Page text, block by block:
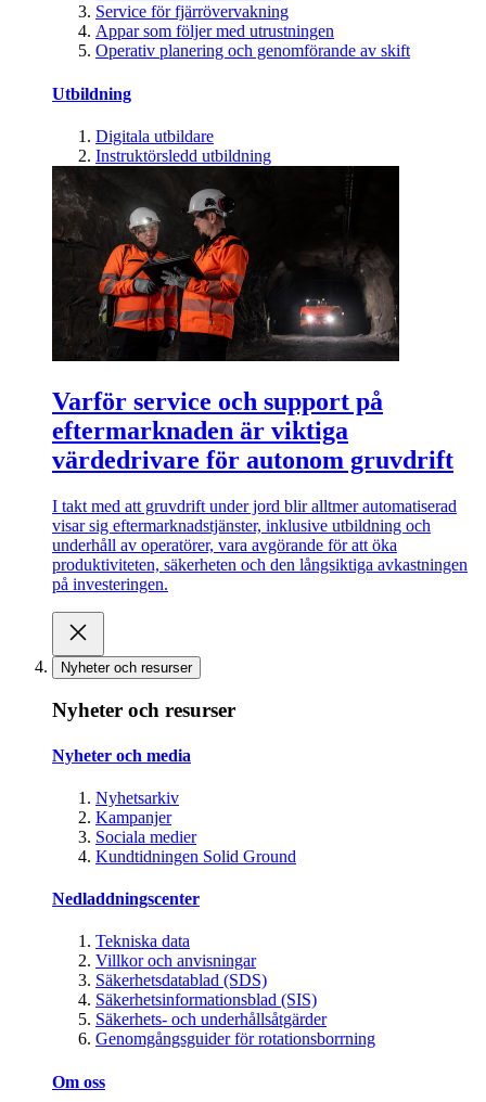
Service för fjärrövervakning
Appar som följer med utrustningen
Operativ planering och genomförande av skift
Utbildning
Digitala utbildare
Instruktörsledd utbildning
Varför service och support på
eftermarknaden är viktiga
värdedrivare för autonom gruvdrift
I takt med att gruvdrift under jord blir alltmer automatiserad
visar sig eftermarknadstjänster, inklusive utbildning och
underhåll av operatörer, vara avgörande för att öka
produktiviteten, säkerheten och den långsiktiga avkastningen
på investeringen.
Nyheter och resurser
Nyheter och resurser
Nyheter och media
Nyhetsarkiv
Kampanjer
Sociala medier
Kundtidningen Solid Ground
Nedladdningscenter
Tekniska data
Villkor och anvisningar
Säkerhetsdatablad (SDS)
Säkerhetsinformationsblad (SIS)
Säkerhets- och underhållsåtgärder
Genomgångsguider för rotationsborrning
Om oss